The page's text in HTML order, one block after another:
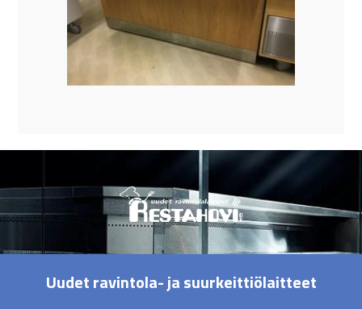
Uudet ravintola- ja suurkeittiölaitteet